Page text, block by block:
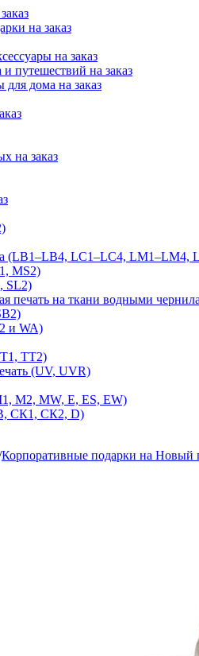
на заказ
на заказ
путешествий на заказ
дома на заказ
на заказ
(LB1–LB4, LC1–LC4, LM1–LM4,
MS2)
SL2)
печать на ткани водными
и WA)
ТT2)
(UV, UVR)
M2, MW, E, ES, EW)
СК1, СК2, D)
Корпоративные подарки на Новый